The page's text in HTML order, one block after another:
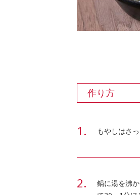
作り方
もやしはさ
鍋に湯を沸